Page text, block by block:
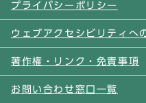
プライバシーポリシー
ウェブアクセシビリティへ
著作権・リンク・免責事項
お問い合わせ窓口一覧